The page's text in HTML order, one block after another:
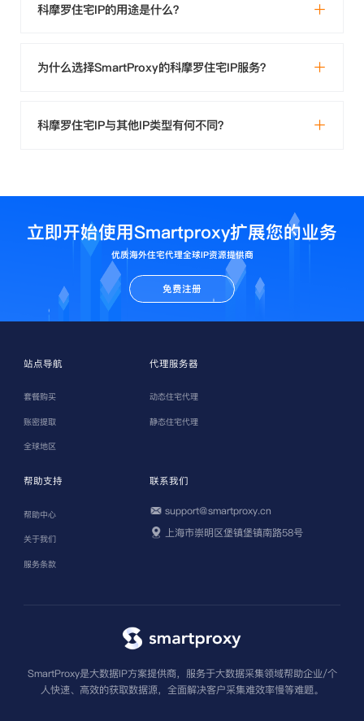
科摩罗住宅IP的用途是什么？
为什么选择SmartProxy的科摩罗住宅IP服务？
科摩罗住宅IP与其他IP类型有何不同？
立即开始使用Smartproxy扩展您的业务
优质海外住宅代理全球IP资源提供商
免费注册
站点导航
套餐购买
账密提取
全球地区
代理服务器
动态住宅代理
静态住宅代理
帮助支持
帮助中心
关于我们
服务条款
联系我们
support@smartproxy.cn
上海市崇明区堡镇堡镇南路58号
SmartProxy是大数据IP方案提供商，服务于大数据采集领域帮助企业/个
人快速、高效的获取数据源，全面解决客户采集难效率慢等难题。